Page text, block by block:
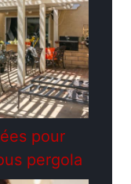
pour
pergola